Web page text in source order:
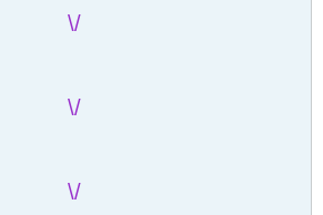
/\
/\
/\